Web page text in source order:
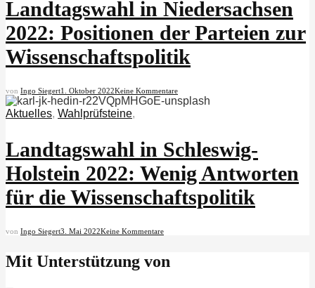
Landtagswahl in Niedersachsen
2022: Positionen der Parteien zur
Wissenschaftspolitik
von Ingo Siegert1. Oktober 2022Keine Kommentare
Aktuelles, Wahlprüfsteine,
Landtagswahl in Schleswig-
Holstein 2022: Wenig Antworten
für die Wissenschaftspolitik
von Ingo Siegert3. Mai 2022Keine Kommentare
Mit Unterstützung von